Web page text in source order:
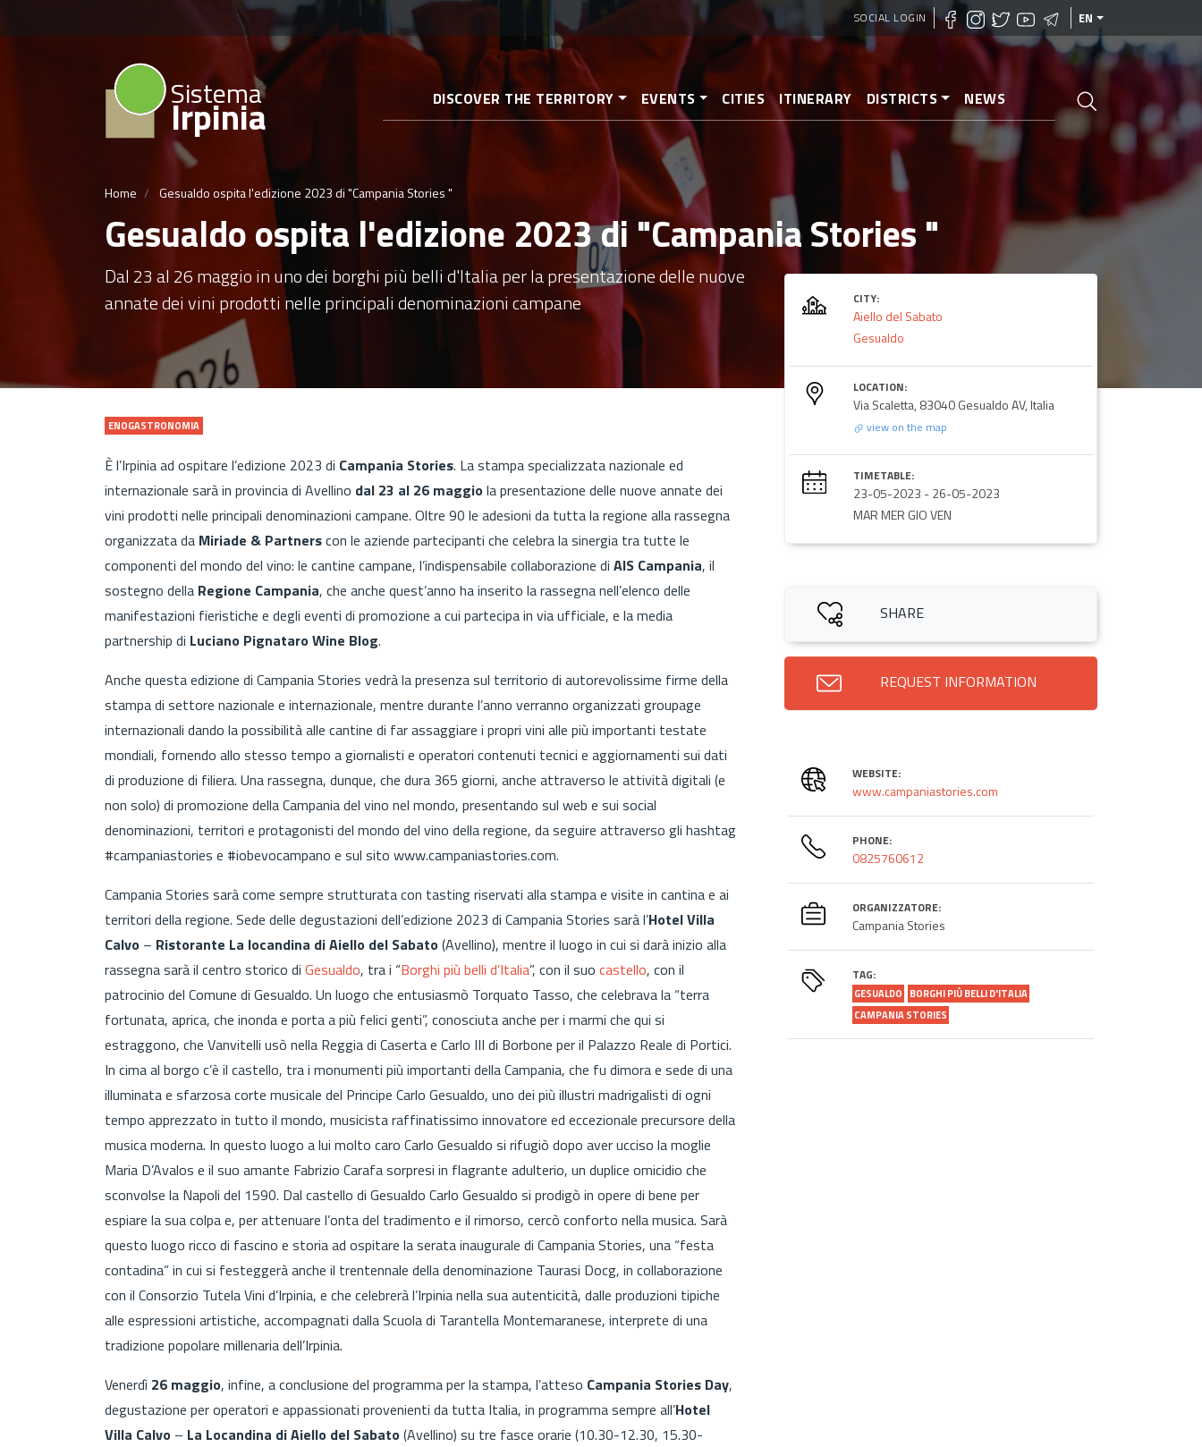
Skip
SOCIAL LOGIN EN
Sistema
Irpinia DISCOVER THE TERRITORY EVENTS CITIES ITINERARY DISTRICTS NEWS
Home Gesualdo ospita l'edizione 2023 di "Campania Stories "
Gesualdo ospita l'edizione 2023 di "Campania Stories "
Dal 23 al 26 maggio in uno dei borghi più belli d'Italia per la presentazione delle nuove
annate dei vini prodotti nelle principali denominazioni campane
ENOGASTRONOMIA
È l’Irpinia ad ospitare l’edizione 2023 di Campania Stories. La stampa specializzata nazionale ed
internazionale sarà in provincia di Avellino dal 23 al 26 maggiola presentazione delle nuove annate dei
vini prodotti nelle principali denominazioni campane. Oltre 90 le adesioni da tutta la regione alla rassegna
organizzata da Miriade & Partnerscon le aziende partecipanti che celebra la sinergia tra tutte le
componenti del mondo del vino: le cantine campane, l’indispensabile collaborazione di AIS Campania, il
sostegno della Regione Campania, che anche quest’anno ha inserito la rassegna nell’elenco delle
manifestazioni fieristiche e degli eventi di promozione a cui partecipa in via ufficiale, e la media
partnership di Luciano Pignataro Wine Blog.
Anche questa edizione di Campania Stories vedrà la presenza sul territorio di autorevolissime firme della
stampa di settore nazionale e internazionale, mentre durante l’anno verranno organizzati groupage
internazionali dando la possibilità alle cantine di far assaggiare i propri vini alle più importanti testate
mondiali, fornendo allo stesso tempo a giornalisti e operatori contenuti tecnici e aggiornamenti sui dati
di produzione di filiera. Una rassegna, dunque, che dura 365 giorni, anche attraverso le attività digitali (e
non solo) di promozione della Campania del vino nel mondo, presentando sul web e sui social
denominazioni, territori e protagonisti del mondo del vino della regione, da seguire attraverso gli hashtag
#campaniastories e #iobevocampano e sul sito www.campaniastories.com.
Campania Stories sarà come sempre strutturata con tasting riservati alla stampa e visite in cantina e ai
territori della regione. Sede delle degustazioni dell’edizione 2023 di Campania Stories sarà l’Hotel Villa
Calvo – Ristorante La locandina di Aiello del Sabato(Avellino), mentre il luogo in cui si darà inizio alla
rassegna sarà il centro storico di Gesualdo, tra i “Borghi più belli d’Italia”, con il suo castello, con il
patrocinio del Comune di Gesualdo. Un luogo che entusiasmò Torquato Tasso, che celebrava la “terra
fortunata, aprica, che inonda e porta a più felici genti”, conosciuta anche per i marmi che qui si
estraggono, che Vanvitelli usò nella Reggia di Caserta e Carlo III di Borbone per il Palazzo Reale di Portici.
In cima al borgo c’è il castello, tra i monumenti più importanti della Campania, che fu dimora e sede di una
illuminata e sfarzosa corte musicale del Principe Carlo Gesualdo, uno dei più illustri madrigalisti di ogni
tempo apprezzato in tutto il mondo, musicista raffinatissimo innovatore ed eccezionale precursore della
musica moderna. In questo luogo a lui molto caro Carlo Gesualdo si rifugiò dopo aver ucciso la moglie
Maria D’Avalos e il suo amante Fabrizio Carafa sorpresi in flagrante adulterio, un duplice omicidio che
sconvolse la Napoli del 1590. Dal castello di Gesualdo Carlo Gesualdo si prodigò in opere di bene per
espiare la sua colpa e, per attenuare l’onta del tradimento e il rimorso, cercò conforto nella musica. Sarà
questo luogo ricco di fascino e storia ad ospitare la serata inaugurale di Campania Stories, una “festa
contadina” in cui si festeggerà anche il trentennale della denominazione Taurasi Docg, in collaborazione
con il Consorzio Tutela Vini d’Irpinia, e che celebrerà l’Irpinia nella sua autenticità, dalle produzioni tipiche
alle espressioni artistiche, accompagnati dalla Scuola di Tarantella Montemaranese, interprete di una
tradizione popolare millenaria dell’Irpinia.
Venerdì 26 maggio, infine, a conclusione del programma per la stampa, l’atteso Campania Stories Day,
degustazione per operatori e appassionati provenienti da tutta Italia, in programma sempre all’Hotel
Villa Calvo – La Locandina di Aiello del Sabato(Avellino) su tre fasce orarie (10.30-12.30, 15.30-
CITY:
Aiello del Sabato
Gesualdo
LOCATION:
Via Scaletta, 83040 Gesualdo AV, Italia
view on the map
TIMETABLE:
23-05-2023 -26-05-2023
MAR MER GIO VEN
SHARE
REQUEST INFORMATION
WEBSITE:
www.campaniastories.com
PHONE:
0825760612
ORGANIZZATORE:
Campania Stories
TAG:
GESUALDO
BORGHI PIÙ BELLI D'ITALIA
CAMPANIA STORIES